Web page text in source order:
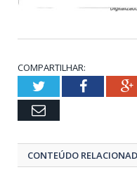
COMPARTILHAR:
TwitterFacebook
Email
CONTEÚDO